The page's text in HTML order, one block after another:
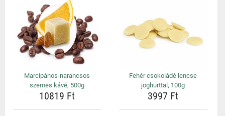
Marcipános-narancsos
szemes kávé, 500g
10819 Ft
Fehér csokoládé lencse
joghurttal, 100g
3997 Ft